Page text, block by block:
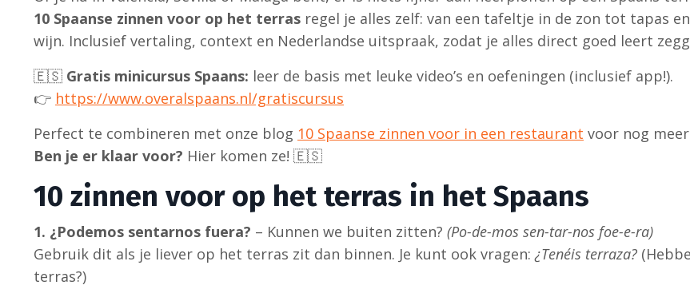
10 Spaanse zinnen voor op het terras regel je alles zelf: van een tafeltje in de zon tot tapas
wijn. Inclusief vertaling, context en Nederlandse uitspraak, zodat je alles direct goed leert
🇪🇸 Gratis minicursus Spaans: leer de basis met leuke video’s en oefeningen (inclusief app!).
👉 https://www.overalspaans.nl/gratiscursus
Perfect te combineren met onze blog 10 Spaanse zinnen voor in een restaurant voor nog
Ben je er klaar voor? Hier komen ze! 🇪🇸
10 zinnen voor op het terras in het Spaans
1. ¿Podemos sentarnos fuera? – Kunnen we buiten zitten? (Po-de-mos sen-tar-nos foe-e-ra)
Gebruik dit als je liever op het terras zit dan binnen. Je kunt ook vragen: ¿Tenéis terraza?
terras?)